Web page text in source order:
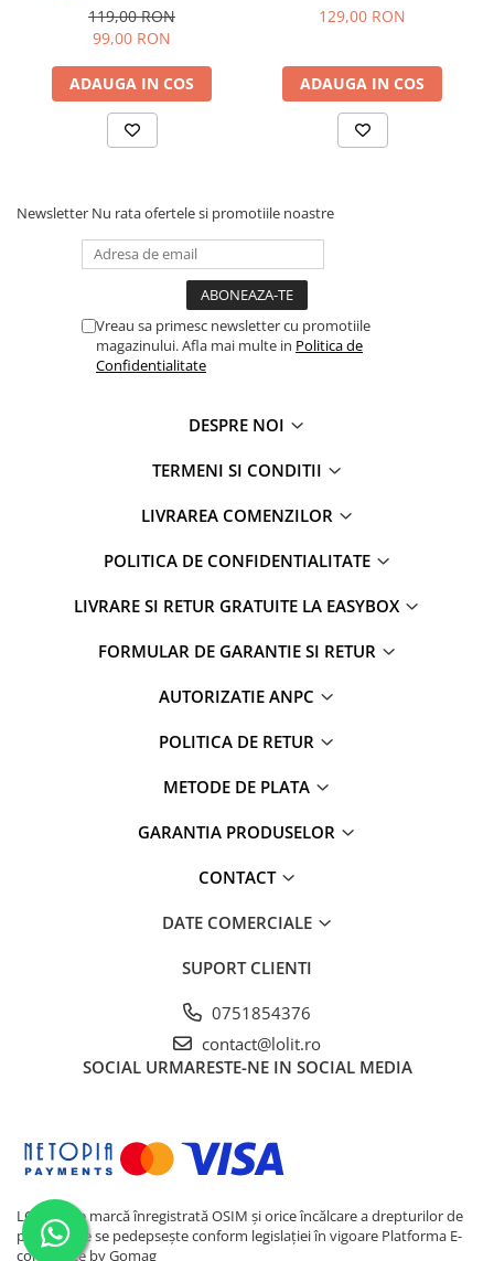
de inimioare, 45 cm
119,00 RON
99,00 RON
ADAUGA IN COS
pandantive
129,00 RON
ADAUGA IN COS
Newsletter Nu rata ofertele si promotiile noastre
Vreau sa primesc newsletter cu promotiile
magazinului. Afla mai multe in Politica de
Confidentialitate
DESPRE NOI
TERMENI SI CONDITII
LIVRAREA COMENZILOR
POLITICA DE CONFIDENTIALITATE
LIVRARE SI RETUR GRATUITE LA EASYBOX
FORMULAR DE GARANTIE SI RETUR
AUTORIZATIE ANPC
POLITICA DE RETUR
METODE DE PLATA
GARANTIA PRODUSELOR
CONTACT
DATE COMERCIALE
SUPORT CLIENTI
0751854376
contact@lolit.ro
SOCIAL URMARESTE-NE IN SOCIAL MEDIA
LOLIT este marcă înregistrată OSIM și orice încălcare a drepturilor de
proprietate se pedepsește conform legislației în vigoare Platforma E-
commerce by Gomag